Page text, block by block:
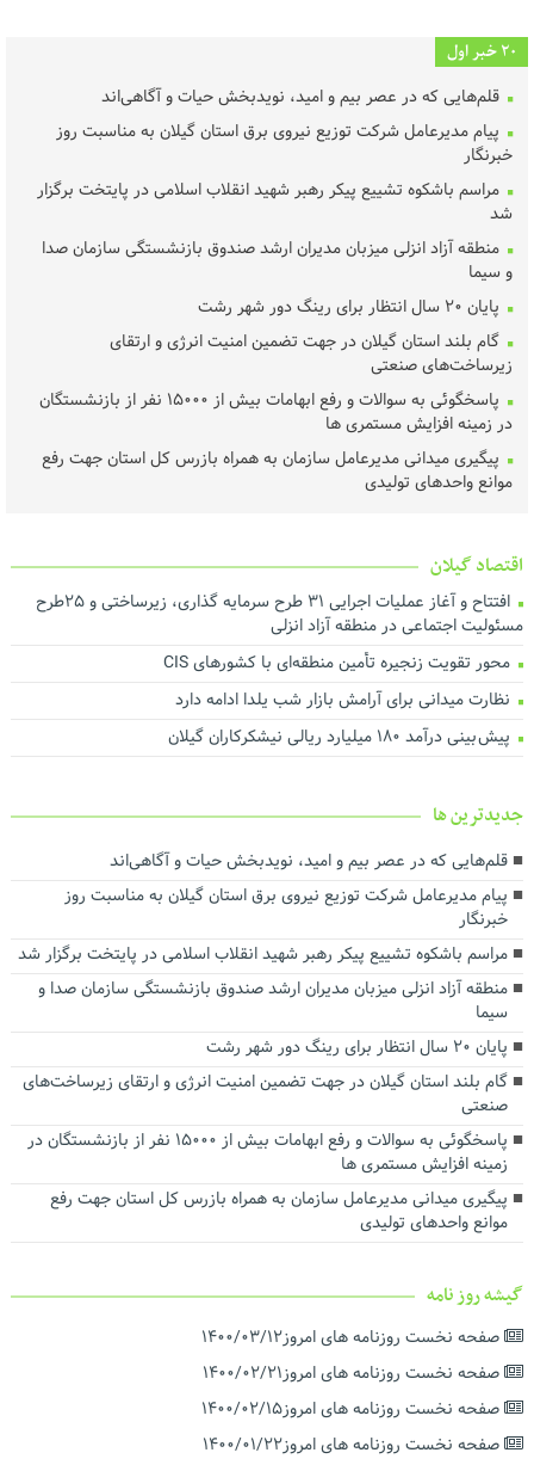
20 خبر اول
قلم‌هایی که در عصر بیم و امید، نویدبخش حیات و آگاهی‌اند
پیام مدیرعامل شرکت توزیع نیروی برق استان گیلان به مناسبت روز
خبرنگار ‌
مراسم باشکوه تشییع پیکر رهبر شهید انقلاب اسلامی در پایتخت برگزار
شد
منطقه آزاد انزلی میزبان مدیران ارشد صندوق بازنشستگی سازمان صدا
و سیما
پایان ۲۰ سال انتظار برای رینگ دور شهر رشت
گام بلند استان گیلان در جهت تضمین امنیت انرژی و ارتقای
زیرساخت‌های صنعتی
پاسخگوئی به سوالات و رفع ابهامات بیش از ۱۵۰۰۰ نفر از بازنشستگان
در زمینه افزایش مستمری ها
پیگیری میدانی مدیرعامل سازمان به همراه بازرس کل استان جهت رفع
موانع واحدهای تولیدی
رئیس، اعضای شورا و شهردار رشت با رئیس‌ کل دادگستری گیلان دیدار
کردند ‌
عملیات اجرای طرح هادی آغاز شد
خرید تضمینی گندم در گیلان آغاز شد
لزوم اجماع رسانه‌ای برای نجات محیط‌زیست گیلان
هم‌افزایی برای ارتقای فرهنگ مصرف و مدیریت بهینه انرژی
درآمد پایدار کلید توسعه شهری است
ارزش روز ۴۰ میلیارد تومانی پروژه برق اضطراری در شرکت آب منطقه‌ای
گیلان
توسعه حمل‌ونقل، انرژی و صنعت در دستور کار استانداری گیلان
رضایت بازنشستگان و بهبود معیشت و تکریم آنها سرلوحه اهداف
سازمانی است
اقتصاد گیلان
افتتاح و آغاز عملیات اجرایی ۳۱ طرح سرمایه گذاری، زیرساختی و ۲۵طرح
مسئولیت اجتماعی در منطقه آزاد انزلی
محور تقویت زنجیره تأمین منطقه‌ای با کشورهای CIS
نظارت میدانی برای آرامش بازار شب یلدا ادامه دارد
پیش بینی درآمد ۱۸۰ میلیارد ریالی نیشکرکاران گیلان
جديدترين ها
قلم‌هایی که در عصر بیم و امید، نویدبخش حیات و آگاهی‌اند
پیام مدیرعامل شرکت توزیع نیروی برق استان گیلان به مناسبت روز
خبرنگار ‌
مراسم باشکوه تشییع پیکر رهبر شهید انقلاب اسلامی در پایتخت برگزار شد
منطقه آزاد انزلی میزبان مدیران ارشد صندوق بازنشستگی سازمان صدا و
سیما
پایان ۲۰ سال انتظار برای رینگ دور شهر رشت
گام بلند استان گیلان در جهت تضمین امنیت انرژی و ارتقای زیرساخت‌های
صنعتی
پاسخگوئی به سوالات و رفع ابهامات بیش از ۱۵۰۰۰ نفر از بازنشستگان در
زمینه افزایش مستمری ها
پیگیری میدانی مدیرعامل سازمان به همراه بازرس کل استان جهت رفع
موانع واحدهای تولیدی
گیشه روز نامه
صفحه نخست روزنامه های امروز۱۴۰۰/۰۳/۱۲
صفحه نخست روزنامه های امروز۱۴۰۰/۰۲/۲۱
صفحه نخست روزنامه های امروز۱۴۰۰/۰۲/۱۵
صفحه نخست روزنامه های امروز۱۴۰۰/۰۱/۲۲